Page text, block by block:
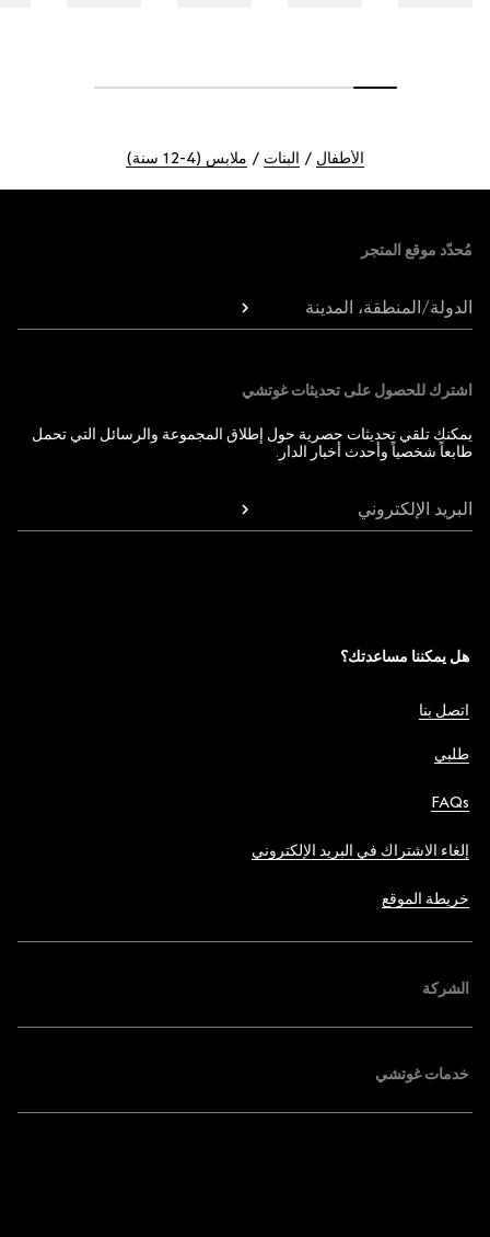
الأطفال البنات ملابس (4-12 سنة)
مُحدّد موقع المتجر
الدولة/المنطقة، المدينة
اشترك للحصول على تحديثات غوتشي
يمكنك تلقي تحديثات حصرية حول إطلاق المجموعة والرسائل التي تحمل
طابعاً شخصياً وأحدث أخبار الدار.
البريد الإلكتروني
هل يمكننا مساعدتك؟
اتصل بنا
طلبي
FAQs
إلغاء الاشتراك في البريد الإلكتروني
خريطة الموقع
الشركة
خدمات غوتشي